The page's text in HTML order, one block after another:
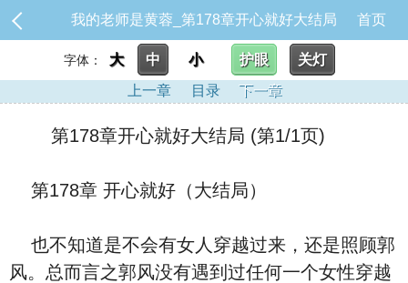
我的老师是黄蓉_第178章开心就好大结局 首页
字体： 大 中 小 护眼
关灯
上一章
目录 下一章
第178章开心就好大结局 (第1/1页)
第178章 开心就好（大结局）
也不知道是不会有女人穿越过来，还是照顾郭
风。总而言之郭风没有遇到过任何一个女性穿越